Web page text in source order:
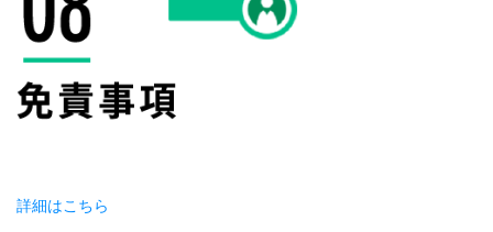
詳細はこちら